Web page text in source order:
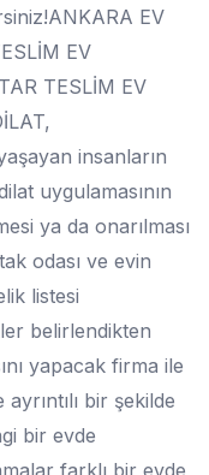
EV
EV
TESLİM EV
insanların
uygulamasının
ya da onarılması
odası ve evin
listesi
belirlendikten
yapacak firma ile
bir şekilde
bir evde
farklı bir evde